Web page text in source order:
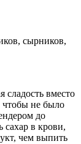
сырников,
сладость вместо
чтобы не было
до
сахар в крови,
чем выпить